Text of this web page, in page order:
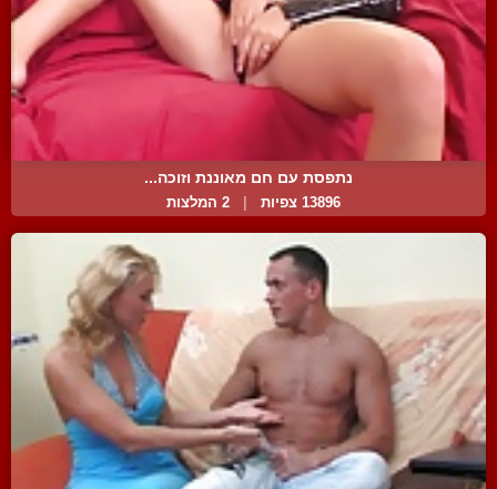
נתפסת עם חם מאוננת וזוכה...
13896 צפיות 2 המלצות